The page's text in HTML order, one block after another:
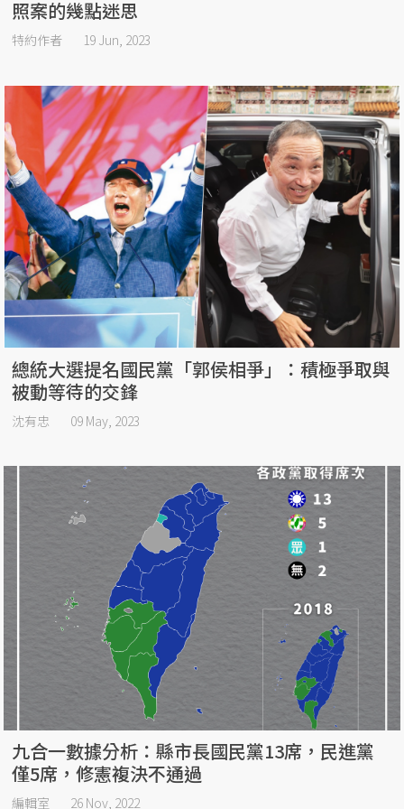
照案的幾點迷思
特約作者 19 Jun, 2023
總統大選提名國民黨「郭侯相爭」：積極爭取與
被動等待的交鋒
沈有忠 09 May, 2023
九合一數據分析：縣市長國民黨13席，民進黨
僅5席，修憲複決不通過
編輯室 26 Nov, 2022